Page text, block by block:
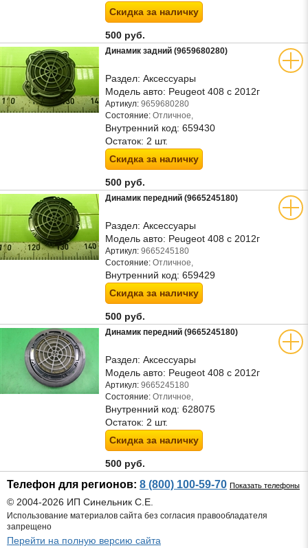
Скидка за наличку
500 руб.
Динамик задний (9659680280)
Раздел: Аксессуары
Модель авто: Peugeot 408 с 2012г
Артикул: 9659680280
Состояние: Отличное,
Внутренний код: 659430
Остаток: 2 шт.
Скидка за наличку
500 руб.
Динамик передний (9665245180)
Раздел: Аксессуары
Модель авто: Peugeot 408 с 2012г
Артикул: 9665245180
Состояние: Отличное,
Внутренний код: 659429
Скидка за наличку
500 руб.
Динамик передний (9665245180)
Раздел: Аксессуары
Модель авто: Peugeot 408 с 2012г
Артикул: 9665245180
Состояние: Отличное,
Внутренний код: 628075
Остаток: 2 шт.
Скидка за наличку
500 руб.
Телефон для регионов: 8 (800) 100-59-70 Показать телефоны
© 2004-2026 ИП Синельник С.Е.
Использование материалов сайта без согласия правообладателя
запрещено
Перейти на полную версию сайта